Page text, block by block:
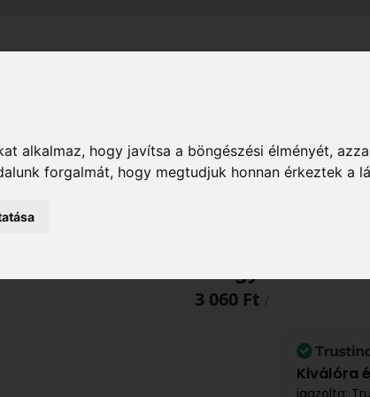
alkalmaz, hogy javítsa a böngészési élményét,
forgalmát, hogy megtudjuk honnan érkeztek a
Kaputechnika
Lakatok pántok
lakat B61214000
3 060 Ft
Kiválóra
igazolta: